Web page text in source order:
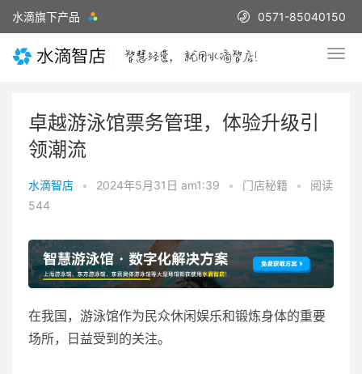
水滴旗下产品 0571-85040150
卓越游泳馆票务管理，体验升级引
领潮流
水滴智店 • 2024年5月31日 am1:39 • 门店秘籍 •
阅读
544
在我国，游泳馆作为民众休闲娱乐和锻炼身体的重要
场所，日益受到的关注。